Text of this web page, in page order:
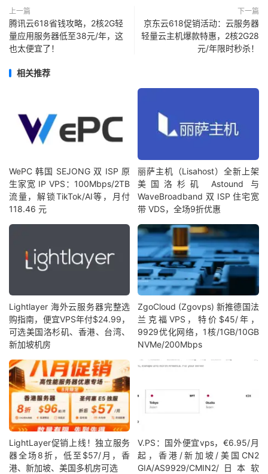
上一篇
腾讯云618省钱攻略，2核2G轻
量应用服务器低至38元/年，这
也太便宜了！
下一篇
京东云618促销活动：云服务器
轻量云主机爆款特惠，2核2G28
元/年限时秒杀！
相关推荐
WePC 韩国 SEJONG 双 ISP 原
生家宽 IP VPS：100Mbps/2TB
流量，解锁TikTok/AI等，月付
118.46 元
丽萨主机（Lisahost）全新上架
美国洛杉矶 Astound 与
WaveBroadband 双 ISP 住宅宽
带 VDS，全场9折优惠
Lightlayer 海外云服务器完整选
购指南，便宜VPS年付$24.99，
可选美国洛杉矶、香港、台湾、
新加坡机房
ZgoCloud (Zgovps) 新推德国法
兰克福VPS，特价$45/年，
9929优化网络，1核/1GB/10GB
NVMe/200Mbps
LightLayer促销上线！独立服务
器全场8折，低至$57/月，香
港、新加坡、美国多机房可选
V.PS：国外便宜vps，€6.95/月
起，香港/新加坡/美国CN2
GIA/AS9929/CMIN2/日本软